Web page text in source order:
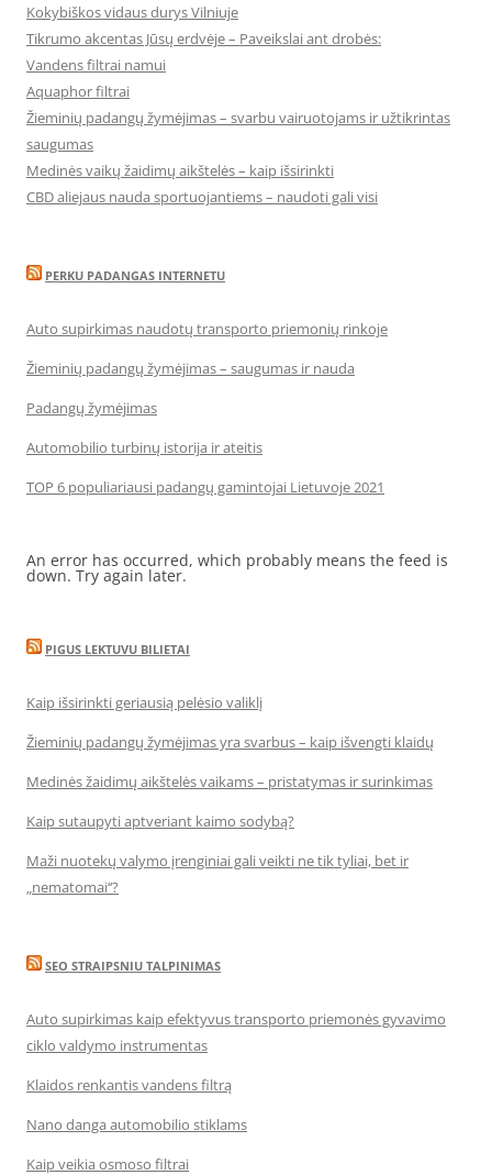
Kokybiškos vidaus durys Vilniuje
Tikrumo akcentas Jūsų erdvėje – Paveikslai ant drobės:
Vandens filtrai namui
Aquaphor filtrai
Žieminių padangų žymėjimas – svarbu vairuotojams ir užtikrintas
saugumas
Medinės vaikų žaidimų aikštelės – kaip išsirinkti
CBD aliejaus nauda sportuojantiems – naudoti gali visi
PERKU PADANGAS INTERNETU
Auto supirkimas naudotų transporto priemonių rinkoje
Žieminių padangų žymėjimas – saugumas ir nauda
Padangų žymėjimas
Automobilio turbinų istorija ir ateitis
TOP 6 populiariausi padangų gamintojai Lietuvoje 2021
An error has occurred, which probably means the feed is
down. Try again later.
PIGUS LEKTUVU BILIETAI
Kaip išsirinkti geriausią pelėsio valiklį
Žieminių padangų žymėjimas yra svarbus – kaip išvengti klaidų
Medinės žaidimų aikštelės vaikams – pristatymas ir surinkimas
Kaip sutaupyti aptveriant kaimo sodybą?
Maži nuotekų valymo įrenginiai gali veikti ne tik tyliai, bet ir
„nematomai‘‘?
SEO STRAIPSNIU TALPINIMAS
Auto supirkimas kaip efektyvus transporto priemonės gyvavimo
ciklo valdymo instrumentas
Klaidos renkantis vandens filtrą
Nano danga automobilio stiklams
Kaip veikia osmoso filtrai